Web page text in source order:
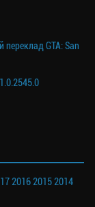
GTA: San
201620152014